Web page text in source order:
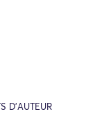
D’AUTEUR